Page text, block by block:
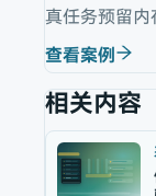
真任务预留内
查看案例
相关内容